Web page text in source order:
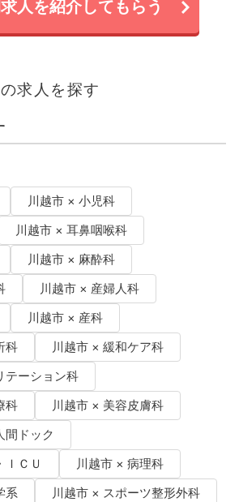
人を紹介してもらう
求人を探す
川越市 × 小児科
川越市 × 耳鼻咽喉科
川越市 × 麻酔科
川越市 × 産婦人科
川越市 × 産科
科
川越市 × 緩和ケア科
テーション科
科
川越市 × 美容皮膚科
間ドック
ＩＣＵ
川越市 × 病理科
系
川越市 × スポーツ整形外科